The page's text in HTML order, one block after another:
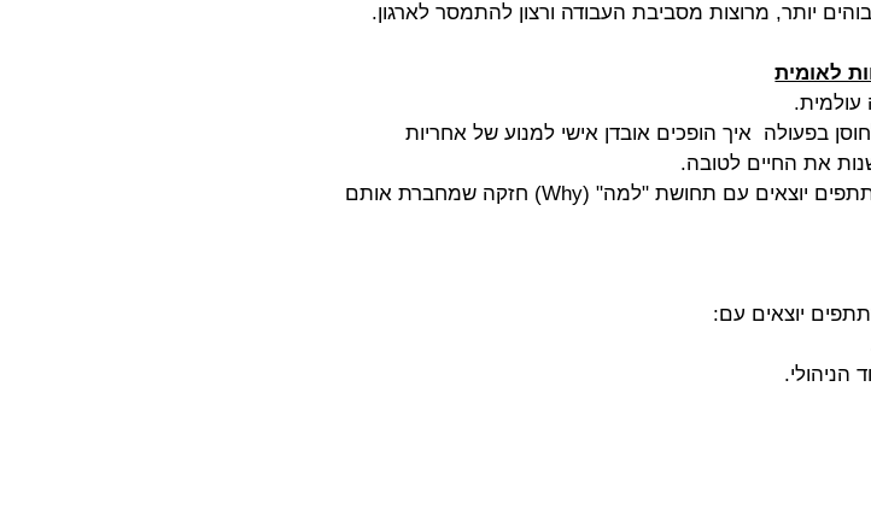
יותר, מרוצות מסביבת העבודה ורצון להתמסר לארגון.
לאומית
בפעולה  איך הופכים אובדן אישי למנוע של אחריות
את החיים לטובה.
השראה טהורה ומקורקעת. המשתתפים יוצאים עם תחושת "למה" (Why) חזקה שמחברת אותם
יוצאים עם:
הניהולי.